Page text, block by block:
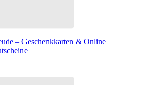
– Geschenkkarten & Online